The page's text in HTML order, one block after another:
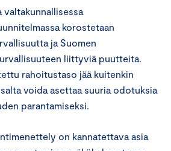
valtakunnallisessa
korostetaan
ja Suomen
liittyviä puutteita.
rahoitustaso jää kuitenkin
voida asettaa suuria odotuksia
parantamiseksi.
on kannatettava asia